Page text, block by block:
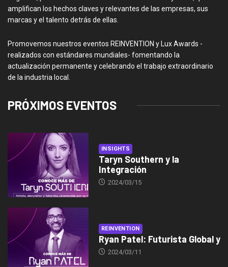
amplifican los hechos claves y relevantes de las empresas, sus
marcas y el talento detrás de ellas.
Promovemos nuestros eventos REINVENTION y Lux Awards -
realizados con estándares mundiales- fomentando la
actualización permanente y celebrando el trabajo extraordinario
de la industria local.
PRÓXIMOS EVENTOS
INSIGHTS
Taryn Southern y la
Integración
2024/03/15
REINVENTION
Ryan Patel: Futurista Global y
2024/03/11